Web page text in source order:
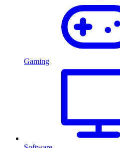
Gaming